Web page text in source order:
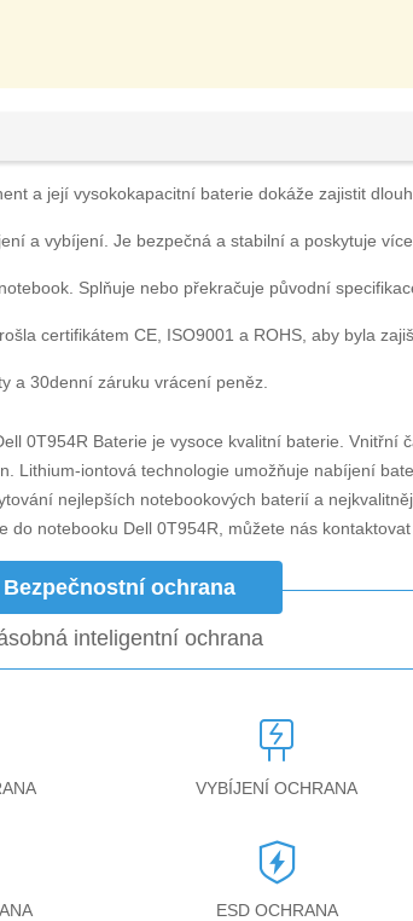
a její vysokokapacitní baterie dokáže zajistit
a vybíjení. Je bezpečná a stabilní a poskytuje
Splňuje nebo překračuje původní
certifikátem CE, ISO9001 a ROHS, aby byla
a 30denní záruku vrácení peněz.
0T954R Baterie je vysoce kvalitní baterie. Vnitřní
Lithium-iontová technologie umožňuje nabíjení
nejlepších notebookových baterií a
do notebooku Dell 0T954R , můžete nás
Bezpečnostní ochrana
inteligentní ochrana
VYBÍJENÍ OCHRANA
ESD OCHRANA